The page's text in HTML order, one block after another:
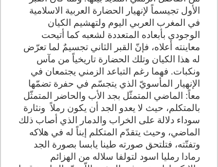
الأول تجيسماً لإنهيار الحضارة العربية الاسلامية
في المغرب العربي اليوم ولتهشيم الكيان
الوجودي بأبعاده المتعددة لشعبه كما أتيحت
معاينته أعلاه، فإنّ القبر الثاني تجسيمٌ لما تعرّض
له هذا الكيان وتلك الحضارة تاريخياً من مآس
ونكبات. فهما رغم التباعد الزمني يجتمعان في
الإنهيار المأسويّ الذي يتجسّم في حفرة تضمّها
معاً: الماضي المتمثّل بجد الأب والحاضر المتمثّل
بالمتكلم، حيث لا يعدو الجد أن يكون رملاً ونثارة
سوداء دلالة على الخراب والدمار الذي أصاب ذلك
الماضي، وحيث يتقدّم المتكلم إبناً له في هلاكه
وتفتّته، فتلتحق صورته طينا يابسا بصورة الجد
رمادا رمليا اسود لتولفا سلاله من الهزائم